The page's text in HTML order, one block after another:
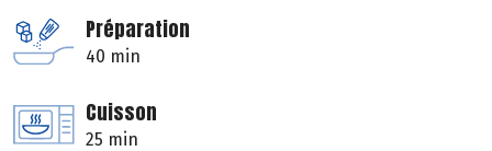
Préparation
40 min
Cuisson
25 min